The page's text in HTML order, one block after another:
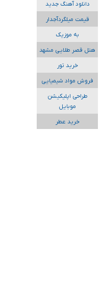
دانلود آهنگ جدید
قیمت میلگردآجدار
به موزیک
هتل قصر طلایی مشهد
خرید تور
فروش مواد شیمیایی
طراحی اپلیکیشن
موبایل
خرید عطر